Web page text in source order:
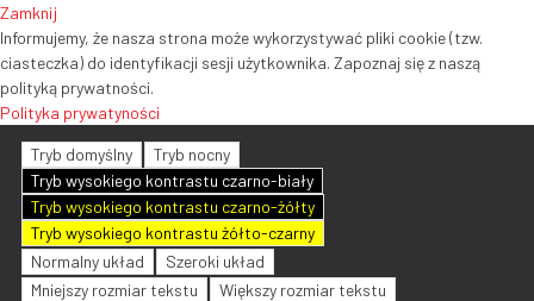
Zamknij
Informujemy, że nasza strona może wykorzystywać pliki cookie (tzw.
ciasteczka) do identyfikacji sesji użytkownika. Zapoznaj się z naszą
polityką prywatności.
Polityka prywatyności
Tryb domyślny
Tryb nocny
Tryb wysokiego kontrastu czarno-biały
Tryb wysokiego kontrastu czarno-żółty
Tryb wysokiego kontrastu żółto-czarny
Normalny układ
Szeroki układ
Mniejszy rozmiar tekstu
Większy rozmiar tekstu